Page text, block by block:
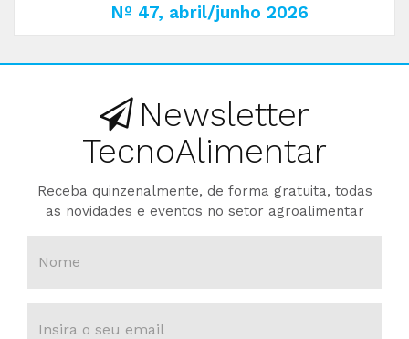
Nº 47, abril/junho 2026
Newsletter
TecnoAlimentar
Receba quinzenalmente, de forma gratuita, todas
as novidades e eventos no setor agroalimentar